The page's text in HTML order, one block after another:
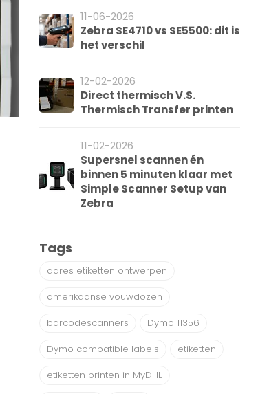
11-06-2026
Zebra SE4710 vs SE5500: dit is
het verschil
12-02-2026
Direct thermisch V.S.
Thermisch Transfer printen
11-02-2026
Supersnel scannen én
binnen 5 minuten klaar met
Simple Scanner Setup van
Zebra
Tags
adres etiketten ontwerpen
amerikaanse vouwdozen
barcodescanners
Dymo 11356
Dymo compatible labels
etiketten
etiketten printen in MyDHL